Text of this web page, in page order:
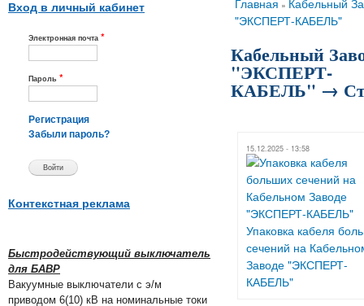
Вход в личный кабинет
Электронная почта *
Пароль *
Регистрация
Забыли пароль?
Контекстная реклама
Быстродействующий выключатель
для БАВР
Вакуумные выключатели с э/м
приводом 6(10) кВ на номинальные токи
Вы здесь
Главная » Кабельный
"ЭКСПЕРТ-КАБЕЛЬ"
Кабельный
"ЭКСПЕРТ-
КАБЕЛЬ" →
15.12.2025 - 13:58
Упаковка кабеля
сечений на
Заводе "ЭКСПЕРТ-
КАБЕЛЬ"